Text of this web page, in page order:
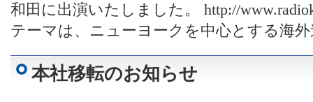
和田に出演いたしました。 http://
テーマは、ニューヨークを中心とする海
本社移転のお知らせ